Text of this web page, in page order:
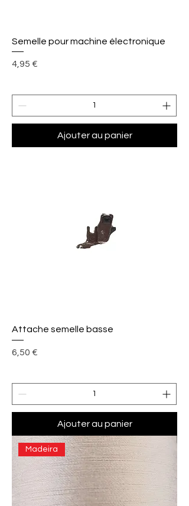
Semelle pour machine électronique
Prix
4,95 €
Ajouter au panier
Attache semelle basse
Prix
6,50 €
Ajouter au panier
Madeira